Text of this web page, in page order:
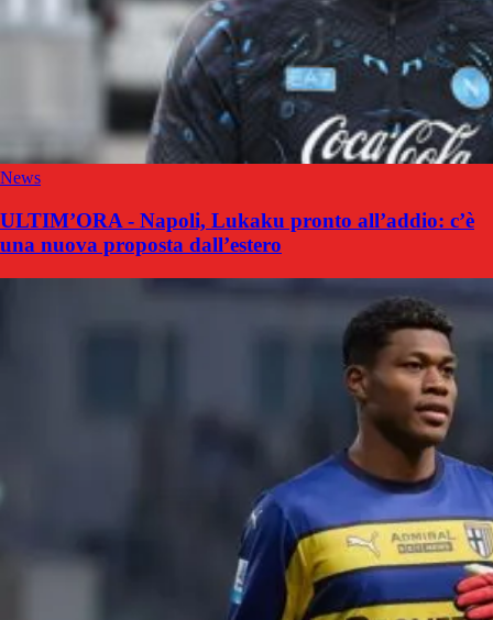
News
ULTIM’ORA - Napoli, Lukaku pronto all’addio: c’è
una nuova proposta dall’estero